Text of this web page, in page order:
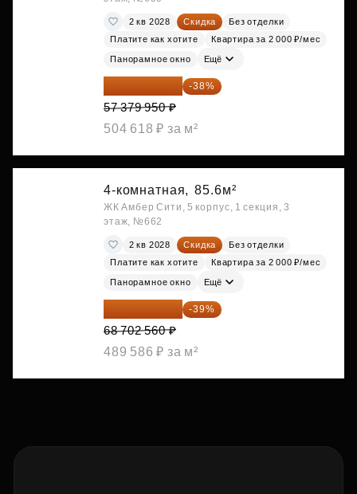
2 кв 2028 Скидка
Без отделки
Платите как хотите
Квартира за 2 000 ₽/мес
Панорамное окно Ещё
35 575 569 ₽ -38%
57 379 950 ₽
504 618 ₽ за м²
4-комнатная, 85.6м²
ЖК Амбер Сити, 5 корпус, 1 секция, 3
этаж, №662
2 кв 2028 Скидка
Без отделки
Платите как хотите
Квартира за 2 000 ₽/мес
Панорамное окно Ещё
41 908 562 ₽ -39%
68 702 560 ₽
489 586 ₽ за м²